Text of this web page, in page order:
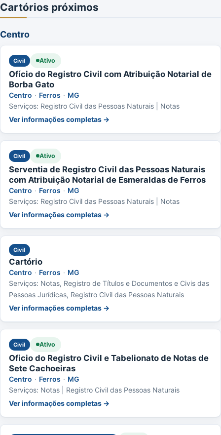
Cartórios próximos
Centro
Civil Ativo
Ofício do Registro Civil com Atribuição Notarial de
Borba Gato
Centro · Ferros · MG
Serviços: Registro Civil das Pessoas Naturais | Notas
Ver informações completas →
Civil Ativo
Serventia de Registro Civil das Pessoas Naturais
com Atribuição Notarial de Esmeraldas de Ferros
Centro · Ferros · MG
Serviços: Registro Civil das Pessoas Naturais | Notas
Ver informações completas →
Civil
Cartório
Centro · Ferros · MG
Serviços: Notas, Registro de Títulos e Documentos e Civis das
Pessoas Jurídicas, Registro Civil das Pessoas Naturais
Ver informações completas →
Civil Ativo
Oficio do Registro Civil e Tabelionato de Notas de
Sete Cachoeiras
Centro · Ferros · MG
Serviços: Notas | Registro Civil das Pessoas Naturais
Ver informações completas →